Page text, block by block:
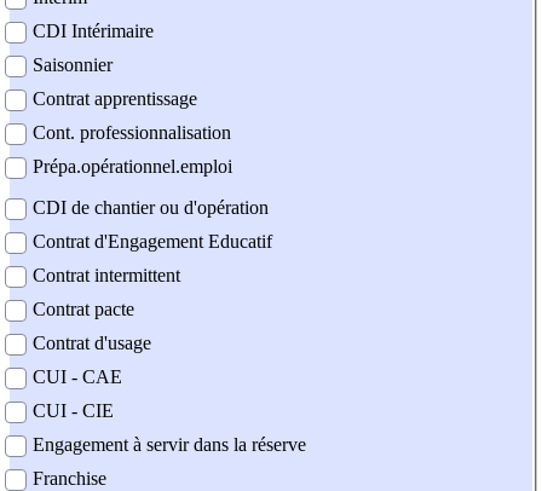
CDI Intérimaire
Saisonnier
Contrat apprentissage
Cont. professionnalisation
Prépa.opérationnel.emploi
CDI de chantier ou d'opération
Contrat d'Engagement Educatif
Contrat intermittent
Contrat pacte
Contrat d'usage
CUI - CAE
CUI - CIE
Engagement à servir dans la réserve
Franchise